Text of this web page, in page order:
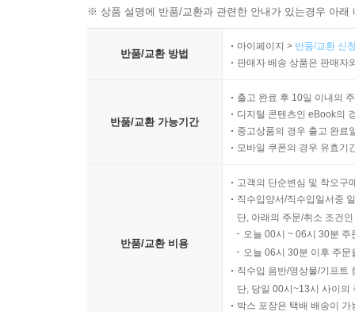
※ 상품 설명에 반품/교환과 관련한 안내가 있는경우 아
반품/교환 방법
마이페이지 > 반품/교환 신
판매자 배송 상품은 판매자
반품/교환 가능기간
출고 완료 후 10일 이내의
디지털 콘텐츠인 eBook의
중고상품의 경우 출고 완료
모바일 쿠폰의 경우 유효기
반품/교환 비용
고객의 단순변심 및 착오구
직수입양서/직수입일서중
단, 아래의 주문/취소 조건
오늘 00시 ~ 06시 30분
오늘 06시 30분 이후 주
직수입 음반/영상물/기프트
단, 당일 00시~13시 사이의
박스 포장은 택배 배송이